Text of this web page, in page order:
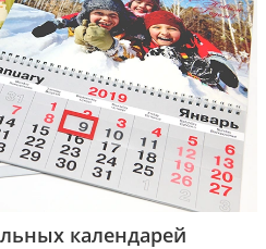
календарей